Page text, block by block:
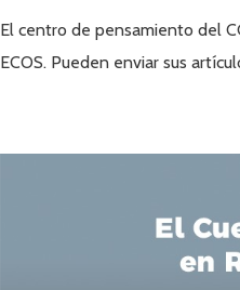
El centro de pensamiento del
ECOS. Pueden enviar sus